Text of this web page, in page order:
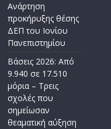
Ανάρτηση
προκήρυξης θέσης
ΔΕΠ του Ιονίου
Πανεπιστημίου
Βάσεις 2026: Από
9.940 σε 17.510
μόρια – Τρεις
σχολές που
σημείωσαν
θεαματική αύξηση